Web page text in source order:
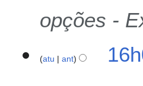
opções -
atu ant